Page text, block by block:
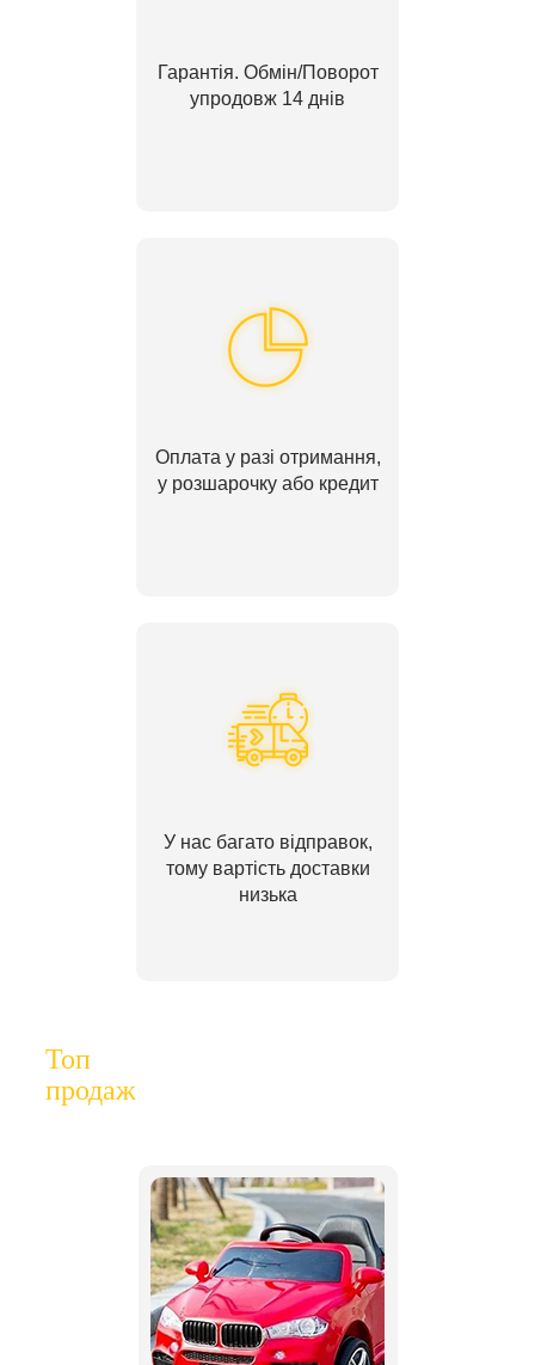
Гарантія. Обмін/Поворот
упродовж 14 днів
Оплата у разі отримання,
у розшарочку або кредит
У нас багато відправок,
тому вартість доставки
низька
Топ
продаж